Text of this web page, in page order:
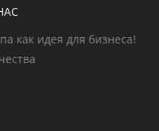
как идея для бизнеса!